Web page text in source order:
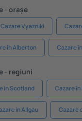
- orașe
Cazare Vyazniki
în Alberton Cazare
- regiuni
in Scotland Cazare
in Allgau Cazare